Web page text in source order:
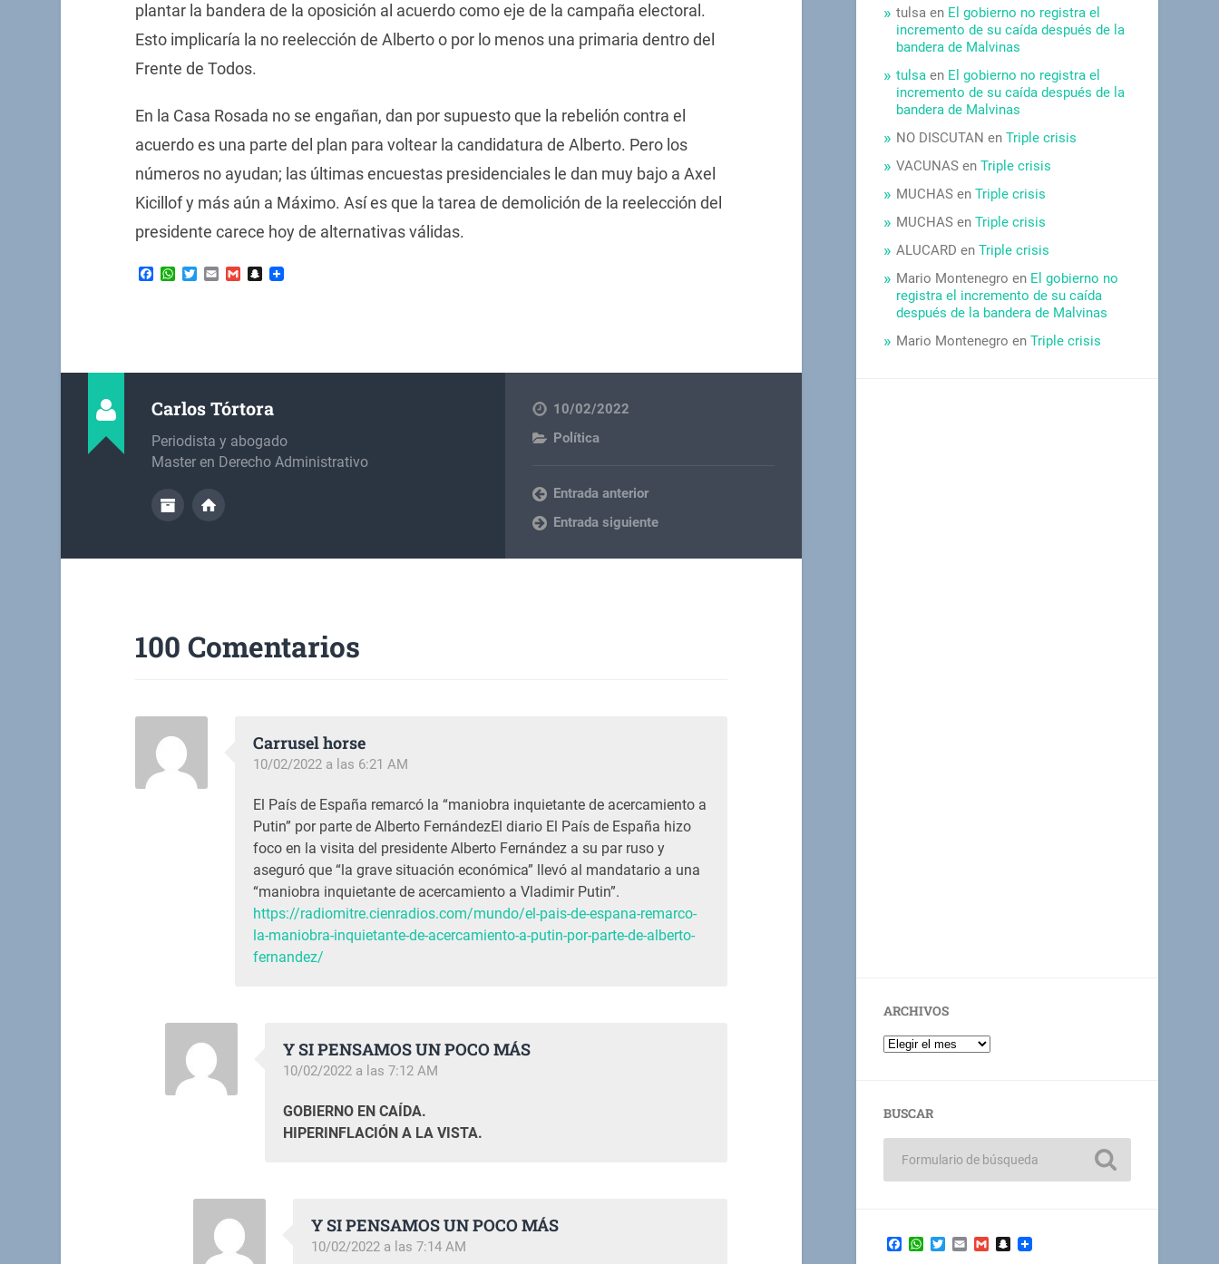
plantar la bandera de la oposición al acuerdo como eje de la campaña electoral.
Esto implicaría la no reelección de Alberto o por lo menos una primaria dentro del
Frente de Todos.
En la Casa Rosada no se engañan, dan por supuesto que la rebelión contra el
acuerdo es una parte del plan para voltear la candidatura de Alberto. Pero los
números no ayudan; las últimas encuestas presidenciales le dan muy bajo a Axel
Kicillof y más aún a Máximo. Así es que la tarea de demolición de la reelección del
presidente carece hoy de alternativas válidas.
Facebook
WhatsApp
TwitterEmailGmailSnapchat
Carlos Tórtora
Periodista y abogado
Master en Derecho Administrativo
10/02/2022
Política
Entrada anterior
Entrada siguiente
100 Comentarios
Carrusel horse
10/02/2022 a las 6:21 AM
El País de España remarcó la “maniobra inquietante de acercamiento a
Putin” por parte de Alberto FernándezEl diario El País de España hizo
foco en la visita del presidente Alberto Fernández a su par ruso y
aseguró que “la grave situación económica” llevó al mandatario a una
“maniobra inquietante de acercamiento a Vladimir Putin”.
https://radiomitre.cienradios.com/mundo/el-pais-de-espana-remarco-
la-maniobra-inquietante-de-acercamiento-a-putin-por-parte-de-alberto-
fernandez/
Y SI PENSAMOS UN POCO MÁS
10/02/2022 a las 7:12 AM
GOBIERNO EN CAÍDA.
HIPERINFLACIÓN A LA VISTA.
Y SI PENSAMOS UN POCO MÁS
10/02/2022 a las 7:14 AM
tulsa en El gobierno no registra el
incremento de su caída después de la
bandera de Malvinas
tulsa en El gobierno no registra el
incremento de su caída después de la
bandera de Malvinas
NO DISCUTAN enTriple crisis
VACUNAS enTriple crisis
MUCHAS enTriple crisis
MUCHAS enTriple crisis
ALUCARD enTriple crisis
Mario Montenegro en El gobierno no
registra el incremento de su caída
después de la bandera de Malvinas
Mario Montenegro enTriple crisis
ARCHIVOS
BUSCAR
Facebook
WhatsApp
TwitterEmailGmailSnapchat